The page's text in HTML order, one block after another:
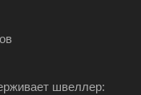
швеллер: